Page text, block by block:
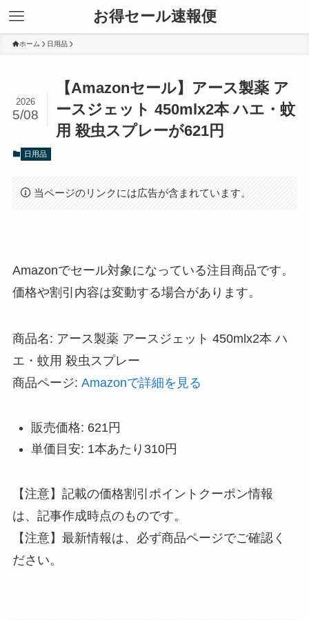
お得セール速報便
ホーム 日用品
【Amazonセール】アース製薬 ア
ースジェット 450mlx2本 ハエ・蚊
用 殺虫スプレーが621円
2026
5/08
日用品
当ページのリンクには広告が含まれています。
Amazonでセール対象になっている注目商品です。
価格や割引内容は変動する場合があります。
商品名: アース製薬 アースジェット 450mlx2本 ハ
エ・蚊用 殺虫スプレー
商品ページ: Amazonで詳細を見る
販売価格: 621円
単価目安: 1本あたり310円
【注意】記載の価格割引ポイントクーポン情報
は、記事作成時点のものです。
【注意】最新情報は、必ず商品ページでご確認く
ださい。